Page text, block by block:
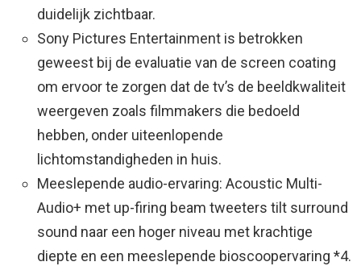
duidelijk zichtbaar.
Sony Pictures Entertainment is betrokken
geweest bij de evaluatie van de screen coating
om ervoor te zorgen dat de tv’s de beeldkwaliteit
weergeven zoals filmmakers die bedoeld
hebben, onder uiteenlopende
lichtomstandigheden in huis.
Meeslepende audio-ervaring: Acoustic Multi-
Audio+ met up-firing beam tweeters tilt surround
sound naar een hoger niveau met krachtige
diepte en een meeslepende bioscoopervaring *4.